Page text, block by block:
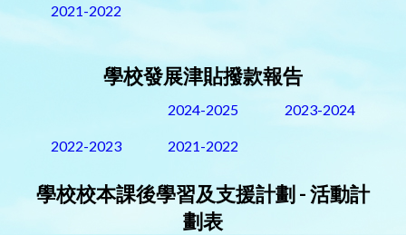
2021-2022
學校發展津貼撥款報告
2024-2025 2023-2024
2022-2023 2021-2022
學校校本課後學習及支援計劃 - 活動計
劃表